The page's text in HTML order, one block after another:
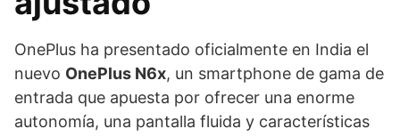
OnePlus ha presentado oficialmente en India el
nuevo OnePlus N6x, un smartphone de gama de
entrada que apuesta por ofrecer una enorme
autonomía, una pantalla fluida y características